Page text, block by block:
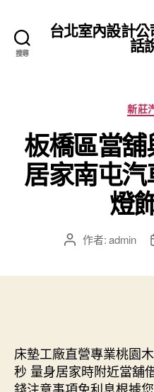
搜尋
台北室內設計
話
新莊
板橋區當
居家南屯
燈
文 作者:admin
床墊工廠直營專業桃園
秒 量身居家時附近當舖